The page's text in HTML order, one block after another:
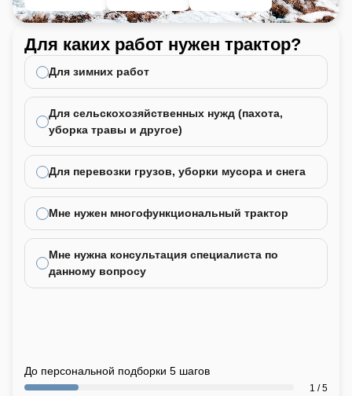
Для каких работ нужен трактор?
Для зимних работ
Для сельскохозяйственных нужд (пахота,
уборка травы и другое)
Для перевозки грузов, уборки мусора и снега
Мне нужен многофункциональный трактор
Мне нужна консультация специалиста по
данному вопросу
До персональной подборки 5 шагов
1 / 5